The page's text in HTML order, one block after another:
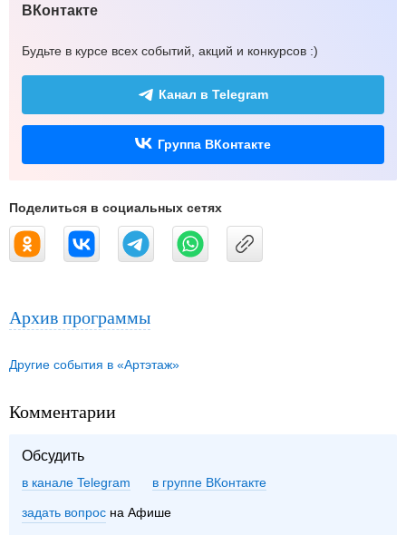
ВКонтакте
Будьте в курсе всех событий, акций и конкурсов :)
Канал в Telegram
Группа ВКонтакте
Поделиться в социальных сетях
Архив программы
Другие события в «Артэтаж»
Комментарии
Обсудить
в канале Telegram группе ВКонтакте
задать вопрос на Афише